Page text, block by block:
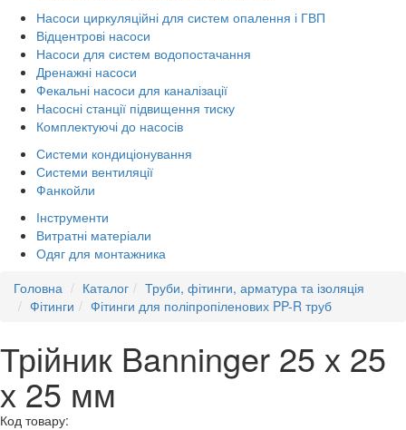
Насоси циркуляційні для систем опалення і ГВП
Відцентрові насоси
Насоси для систем водопостачання
Дренажні насоси
Фекальні насоси для каналізації
Насосні станції підвищення тиску
Комплектуючі до насосів
Системи кондиціонування
Системи вентиляції
Фанкойли
Інструменти
Витратні матеріали
Одяг для монтажника
Головна
Каталог
Труби, фітинги, арматура та ізоляція
Фітинги
Фітинги для поліпропіленових PP-R труб
Трійник Banninger 25 х 25
х 25 мм
Код товару: